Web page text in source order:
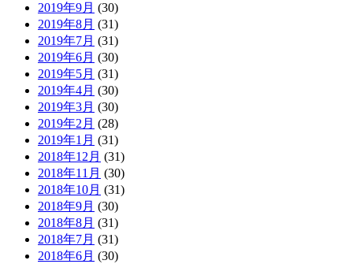
2019年9月 (30)
2019年8月 (31)
2019年7月 (31)
2019年6月 (30)
2019年5月 (31)
2019年4月 (30)
2019年3月 (30)
2019年2月 (28)
2019年1月 (31)
2018年12月 (31)
2018年11月 (30)
2018年10月 (31)
2018年9月 (30)
2018年8月 (31)
2018年7月 (31)
2018年6月 (30)